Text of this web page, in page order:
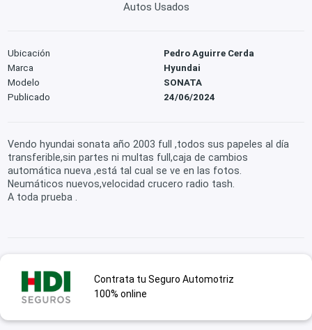
Autos Usados
Ubicación
Pedro Aguirre Cerda
Marca
Hyundai
Modelo
SONATA
Publicado
24/06/2024
Vendo hyundai sonata año 2003 full ,todos sus papeles al día
transferible,sin partes ni multas full,caja de cambios
automática nueva ,está tal cual se ve en las fotos.
Neumáticos nuevos,velocidad crucero radio tash.
A toda prueba .
Contrata tu Seguro Automotriz
100% online